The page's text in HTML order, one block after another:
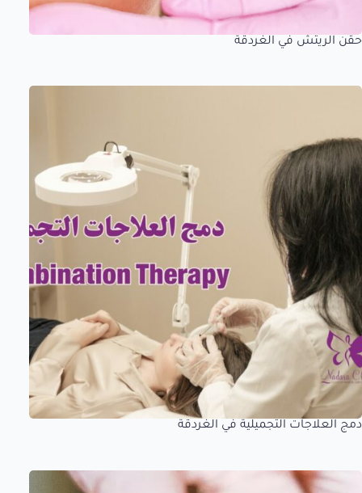
حقن الريتش في الغردقة
دمج العلاجات التجميلية في الغردقة